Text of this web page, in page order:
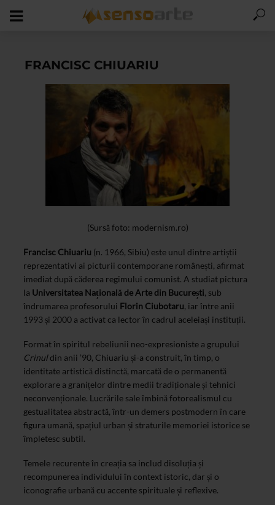
FRANCISC CHIUARIU
(Sursă foto: modernism.ro)
Francisc Chiuariu (n. 1966, Sibiu) este unul dintre artiștii
reprezentativi ai picturii contemporane românești, afirmat
imediat după căderea regimului comunist. A studiat pictura
la Universitatea Națională de Arte din București, sub
îndrumarea profesorului Florin Ciubotaru, iar între anii
1993 și 2000 a activat ca lector în cadrul aceleiași instituții.
Format în spiritul rebeliunii neo-expresioniste a grupului
Crinuldin anii ’90, Chiuariu și-a construit, în timp, o
identitate artistică distinctă, marcată de o permanentă
explorare a granițelor dintre medii tradiționale și tehnici
neconvenționale. Lucrările sale îmbină fotorealismul cu
gestualitatea abstractă, într-un demers postmodern în care
figura umană, spațiul urban și straturile memoriei istorice se
împletesc subtil.
Temele recurente în creația sa includ disoluția și
recompunerea individului în context istoric, dar și o
iconografie urbană cu accente spirituale și reflexive.